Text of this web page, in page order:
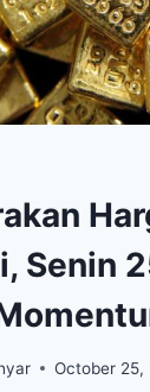
Senin
October 25,